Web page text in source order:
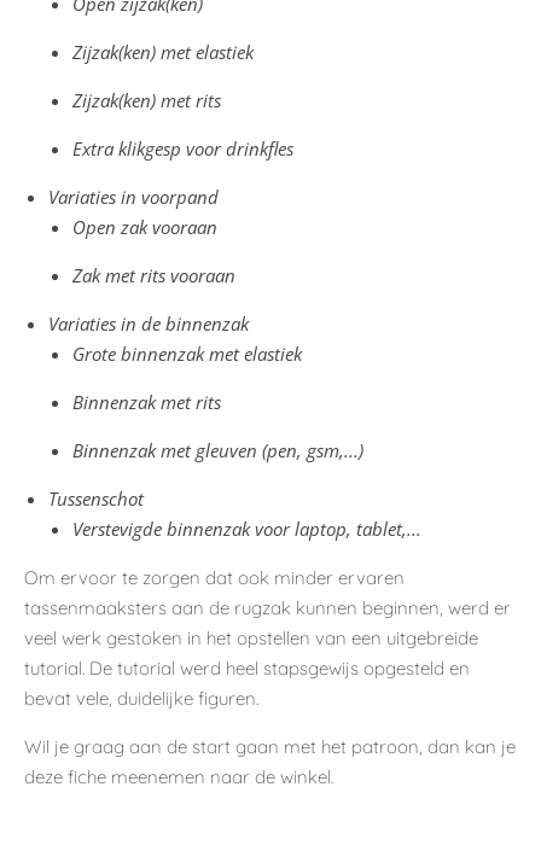
Zijzak(ken) met elastiek
Zijzak(ken) met rits
Extra klikgesp voor drinkfles
Variaties in voorpand
Open zak vooraan
Zak met rits vooraan
Variaties in de binnenzak
Grote binnenzak met elastiek
Binnenzak met rits
Binnenzak met gleuven (pen, gsm,...)
Tussenschot
Verstevigde binnenzak voor laptop, tablet,...
Om ervoor te zorgen dat ook minder ervaren
tassenmaaksters aan de rugzak kunnen beginnen, werd er
veel werk gestoken in het opstellen van een uitgebreide
tutorial. De tutorial werd heel stapsgewijs opgesteld en
bevat vele, duidelijke figuren.
Wil je graag aan de start gaan met het patroon, dan kan je
deze fiche meenemen naar de winkel.